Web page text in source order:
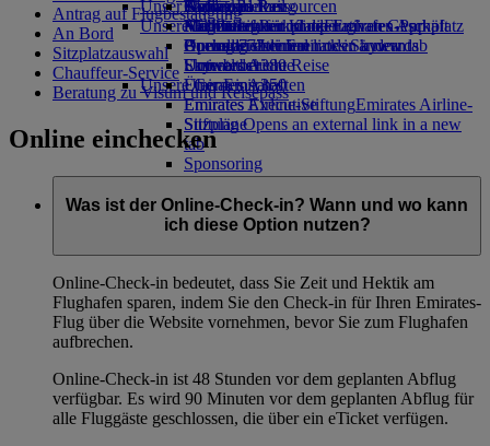
Airline Partner
Flughafen-ParkplatzFlughafen-Parkplatz
Opens an external link in a new tab
Getränke
Unsere Flotte
Boeing 777
Emirates A380
Emirates A350
Emirates Executive
Sitzpläne
Kinderspielzeug
Aktivitäten für Kinder
Unser Planet
Nachhaltigkeit im operativen Geschäft
Umweltrichtlinien
Umweltberichte
Unsere Gemeinschaften
Emirates Airline-StiftungEmirates Airline-
Stiftung Opens an external link in a new
tab
Sponsoring
Skywards Rail
Meilenrechner
Anmelden bei Emirates Skywards
Skywards+
Anfragen
Tools und Ressourcen
Mobiltelefon und die Emirates App
Buchung stornieren oder ändern
Unterbrochene Reise
Über Emirates
Antrag auf Flugbestätigung
An Bord
Sitzplatzauswahl
Chauffeur-Service
Beratung zu Visum und Reisepass
Online einchecken
Was ist der Online-Check-in? Wann und wo kann
ich diese Option nutzen?
Online-Check-in bedeutet, dass Sie Zeit und Hektik am
Flughafen sparen, indem Sie den Check-in für Ihren Emirates-
Flug über die Website vornehmen, bevor Sie zum Flughafen
aufbrechen.
Online-Check-in ist 48 Stunden vor dem geplanten Abflug
verfügbar. Es wird 90 Minuten vor dem geplanten Abflug für
alle Fluggäste geschlossen, die über ein eTicket verfügen.